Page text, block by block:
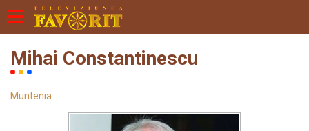
Mihai Constantinescu
Muntenia